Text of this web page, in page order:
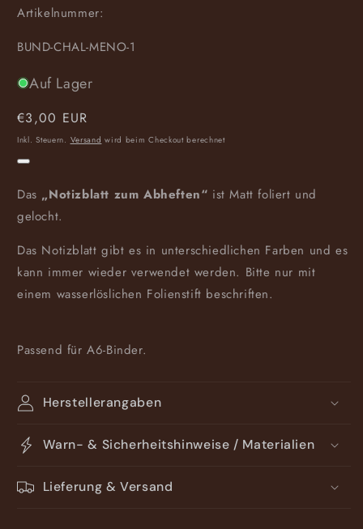
Artikelnummer:
SKU:
BUND-CHAL-MENO-1
Auf Lager
Normaler
Preis
€3,00 EUR
Inkl. Steuern. Versand wird beim Checkout berechnet
Das „Notizblatt zum Abheften“ ist Matt foliert und
gelocht.
Das Notizblatt gibt es in unterschiedlichen Farben und es
kann immer wieder verwendet werden. Bitte nur mit
einem wasserlöslichen Folienstift beschriften.
Passend für A6-Binder.
Herstellerangaben
Warn- & Sicherheitshinweise / Materialien
Lieferung & Versand